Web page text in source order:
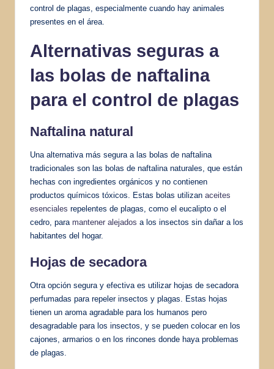
control de plagas, especialmente cuando hay animales
presentes en el área.
Alternativas seguras a
las bolas de naftalina
para el control de plagas
Naftalina natural
Una alternativa más segura a las bolas de naftalina
tradicionales son las bolas de naftalina naturales, que están
hechas con ingredientes orgánicos y no contienen
productos químicos tóxicos. Estas bolas utilizan aceites
esenciales repelentes de plagas, como el eucalipto o el
cedro, para mantener alejados a los insectos sin dañar a los
habitantes del hogar.
Hojas de secadora
Otra opción segura y efectiva es utilizar hojas de secadora
perfumadas para repeler insectos y plagas. Estas hojas
tienen un aroma agradable para los humanos pero
desagradable para los insectos, y se pueden colocar en los
cajones, armarios o en los rincones donde haya problemas
de plagas.